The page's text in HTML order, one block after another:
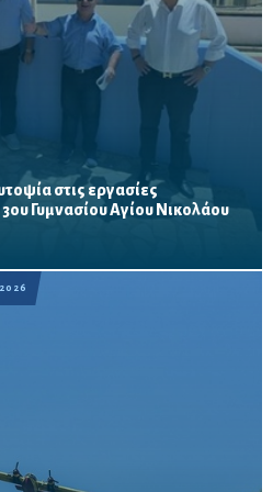
στις εργασίες
Γυμνασίου Αγίου Νικολάου
«Μαριέττα Γιαννάκου»
πριν από τη νέα σχολική χρονιά –
αύλειων και...